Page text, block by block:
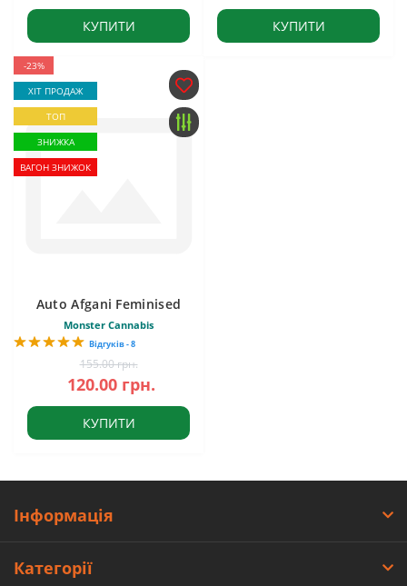
КУПИТИ КУПИТИ
-23%
ХІТ ПРОДАЖ
ТОП
ЗНИЖКА
ВАГОН ЗНИЖОК
Auto Afgani Feminised
Monster Cannabis
Відгуків - 8
155.00 грн.
120.00 грн.
КУПИТИ
Інформація
Категорії